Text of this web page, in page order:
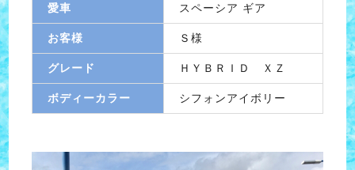
愛車 スペーシア ギア
お客様 Ｓ様
グレード ＨＹＢＲＩＤ ＸＺ
ボディーカラー シフォンアイボリー